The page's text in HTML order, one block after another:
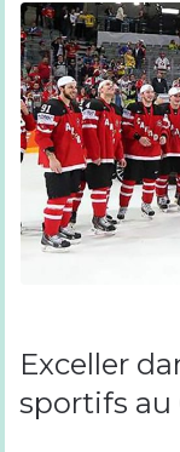
Exceller
sportifs au